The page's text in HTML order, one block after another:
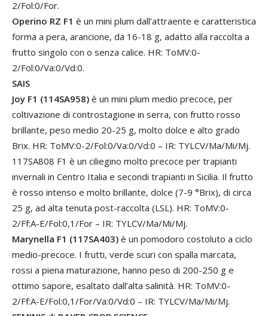
2/Fol:0/For.
Operino RZ F1 è un mini plum dall’attraente e caratteristica
forma a pera, arancione, da 16-18 g, adatto alla raccolta a
frutto singolo con o senza calice. HR: ToMV:0-
2/Fol:0/Va:0/Vd:0.
SAIS
Joy F1 (114SA958) è un mini plum medio precoce, per
coltivazione di controstagione in serra, con frutto rosso
brillante, peso medio 20-25 g, molto dolce e alto grado
Brix. HR: ToMV:0-2/Fol:0/Va:0/Vd:0 – IR: TYLCV/Ma/Mi/Mj.
117SA808 F1 è un ciliegino molto precoce per trapianti
invernali in Centro Italia e secondi trapianti in Sicilia. Il frutto
è rosso intenso e molto brillante, dolce (7-9 °Brix), di circa
25 g, ad alta tenuta post-raccolta (LSL). HR: ToMV:0-
2/Ff:A-E/Fol:0,1/For – IR: TYLCV/Ma/Mi/Mj.
Marynella F1 (117SA403) è un pomodoro costoluto a ciclo
medio-precoce. I frutti, verde scuri con spalla marcata,
rossi a piena maturazione, hanno peso di 200-250 g e
ottimo sapore, esaltato dall’alta salinità. HR: ToMV:0-
2/Ff:A-E/Fol:0,1/For/Va:0/Vd:0 – IR: TYLCV/Ma/Mi/Mj.